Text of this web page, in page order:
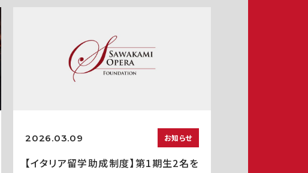
2026.03.09 お知らせ
【イタリア留学助成制度】第1期生2名を